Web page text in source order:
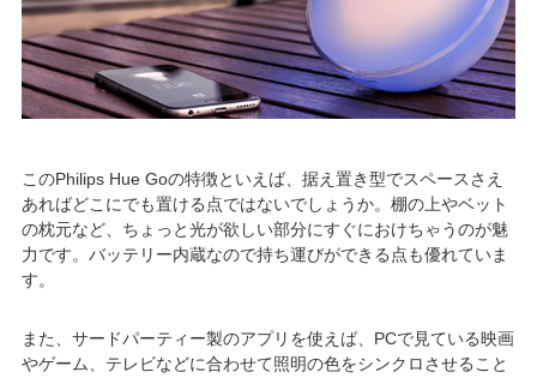
このPhilips Hue Goの特徴といえば、据え置き型でスペースさえ
あればどこにでも置ける点ではないでしょうか。棚の上やベット
の枕元など、ちょっと光が欲しい部分にすぐにおけちゃうのが魅
力です。バッテリー内蔵なので持ち運びができる点も優れていま
す。
また、サードパーティー製のアプリを使えば、PCで見ている映画
やゲーム、テレビなどに合わせて照明の色をシンクロさせること